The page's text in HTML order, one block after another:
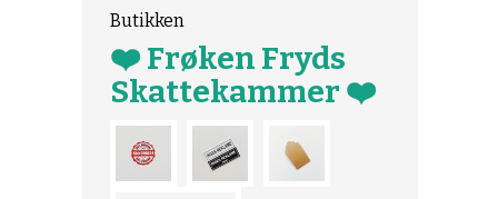
Butikken
❤️ Frøken Fryds
Skattekammer ❤️